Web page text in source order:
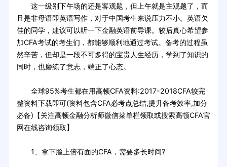
这一级别下午场的还是客观题，但上午就是主观题了，而
且是非母语即英语写作，对于中国考生来说压力不小。英语欠
佳的同学，建议可以听一下金融英语前导课。较后真心希望参
加CFA考试的考生们，都能够顺利地通过考试。备考的过程虽
然辛苦，但却是一段不可多得的宝贵人生经历，学到了知识的
同时，也磨练了意志，端正了心态。
全球95%考生都在用高顿CFA资料:2017-2018CFA较完
整资料下载即可(资料包含CFA必考点总结,提升备考效率,加分
必备)【关注高顿金融分析师微信菜单栏领取或搜索高顿CFA官
网在线咨询领取】
1、拿下脸上倍有面的CFA，需要多长时间?